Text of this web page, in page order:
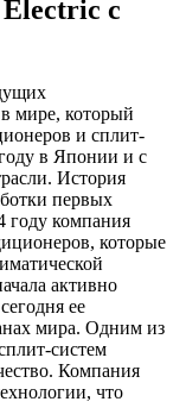
с
мире, который
и сплит-
в Японии и с
История
первых
году компания
которые
активно
ее
мира. Одним из
систем
Компания
что